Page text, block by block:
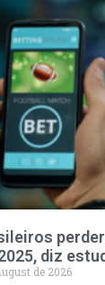
diz
de 2026